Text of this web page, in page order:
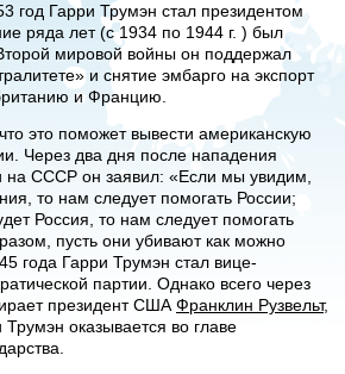
год Гарри Трумэн стал президентом
ряда лет (с 1934 по 1944 г. ) был
мировой войны он поддержал
и снятие эмбарго на экспорт
и Францию.
это поможет вывести американскую
Через два дня после нападения
на СССР он заявил: «Если мы увидим,
то нам следует помогать России;
Россия, то нам следует помогать
пусть они убивают как можно
года Гарри Трумэн стал вице-
партии. Однако всего через
президент СШАФранклин Рузвельт,
оказывается во главе